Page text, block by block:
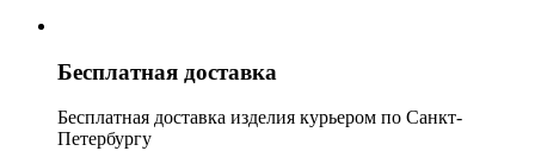
Бесплатная доставка
Бесплатная доставка изделия курьером по Санкт-
Петербургу